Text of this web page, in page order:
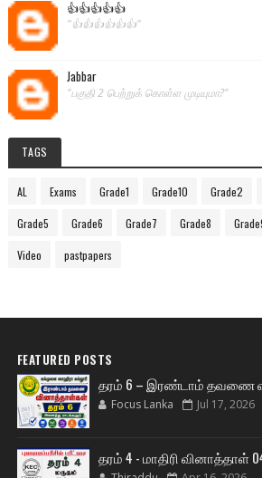
👍👍👍👍👍
"👍👍👍👍👍👍"
Jabbar
"பகுதி 2 பெற்றுக் கொள்ள முடியுமா?"
TAGS
AL Exams Grade1 Grade10 Grade2
Grade5 Grade6 Grade7 Grade8
Video pastpapers
FEATURED POSTS
தரம் 6 – இரண்டாம் தவணை
Focus Lanka Jul 17, 2026
தரம் 4 - மாதிரி வினாத்தாள்